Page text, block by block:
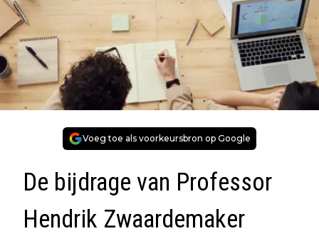
Voeg toe als voorkeursbron op Google
De bijdrage van Professor
Hendrik Zwaardemaker